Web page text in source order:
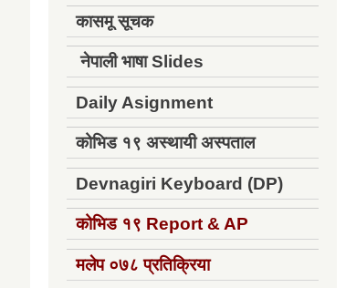
कासमू सूचक
नेपाली भाषा Slides
Daily Asignment
कोभिड १९ अस्थायी अस्पताल
Devnagiri Keyboard (DP)
कोभिड १९ Report & AP
मलेप ०७८ प्रतिक्रिया